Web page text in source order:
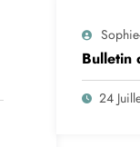
Bulletin
24